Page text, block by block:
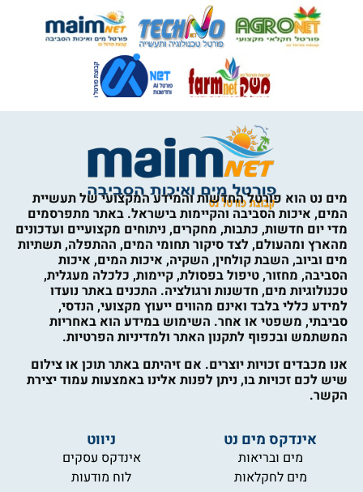
מים נט הוא פורטל החדשות והמידע המקצועי של תעשיית
המים, איכות הסביבה והקיימות בישראל. באתר מתפרסמים
מדי יום חדשות, כתבות, מחקרים, ניתוחים מקצועיים ועדכונים
מהארץ ומהעולם, לצד סיקור תחומי המים, ההתפלה, תשתיות
מים וביוב, השבת קולחין, השקיה, איכות המים, איכות
הסביבה, מחזור, טיפול בפסולת, קיימות, כלכלה מעגלית,
טכנולוגיות מים, חדשנות ורגולציה. התכנים באתר נועדו
למידע כללי בלבד ואינם מהווים ייעוץ מקצועי, הנדסי,
סביבתי, משפטי או אחר. השימוש במידע הוא באחריות
המשתמש ובכפוף לתקנון האתר ולמדיניות הפרטיות.
אנו מכבדים זכויות יוצרים. אם זיהיתם באתר תוכן או צילום
שיש לכם זכויות בו, ניתן לפנות אלינו באמצעות עמוד יצירת
הקשר.
אינדקס מים נט
מים ובריאות
מים לחקלאות
ניווט
אינדקס עסקים
לוח מודעות